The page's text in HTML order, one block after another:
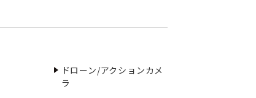
ドローン/アクションカメ
ラ